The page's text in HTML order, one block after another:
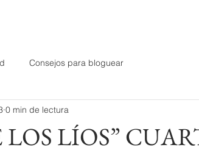
Consejos para bloguear
LÍOS”
0 min de lectura